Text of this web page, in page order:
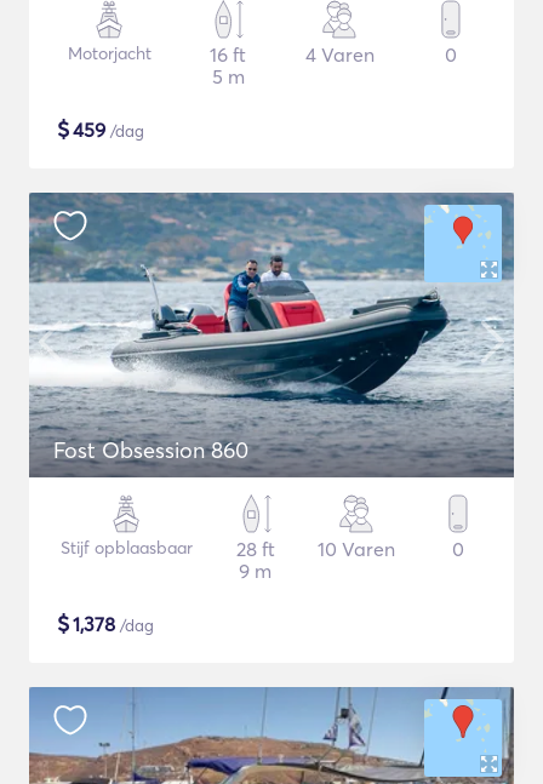
Motorjacht
16 ft
5 m
4 Varen 0
$459 /dag
Fost Obsession 860
Stijf opblaasbaar
28 ft
9 m
10 Varen 0
$1,378 /dag